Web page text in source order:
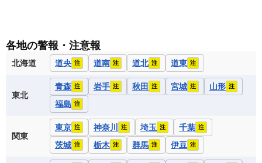
各地の警報・注意報
北海道 道央 注 道南 注 道北 注 道東 注
東北
青森 注 岩手 注 秋田 注 宮城 注 山形 注
福島 注
関東
東京 注 神奈川 注 埼玉 注 千葉 注
茨城 注 栃木 注 群馬 注 伊豆 注